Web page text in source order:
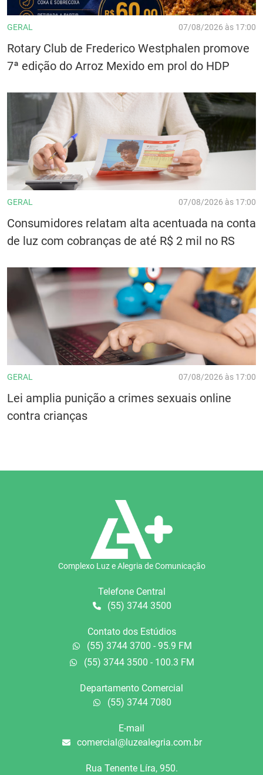
GERAL 07/08/2026 às 17:00
Rotary Club de Frederico Westphalen promove
7ª edição do Arroz Mexido em prol do HDP
GERAL 07/08/2026 às 17:00
Consumidores relatam alta acentuada na conta
de luz com cobranças de até R$ 2 mil no RS
GERAL 07/08/2026 às 17:00
Lei amplia punição a crimes sexuais online
contra crianças
Complexo Luz e Alegria de Comunicação
Telefone Central
(55) 3744 3500
Contato dos Estúdios
(55) 3744 3700 - 95.9 FM
(55) 3744 3500 - 100.3 FM
Departamento Comercial
(55) 3744 7080
E-mail
comercial@luzealegria.com.br
Rua Tenente Líra, 950.